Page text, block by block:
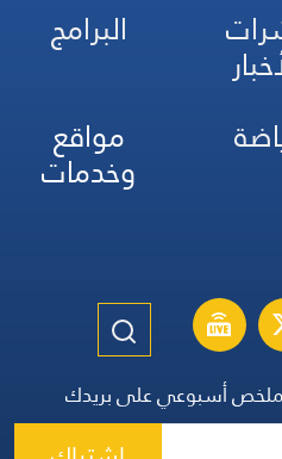
البرامج
مواقع
وخدمات
أسبوعي على بريدك